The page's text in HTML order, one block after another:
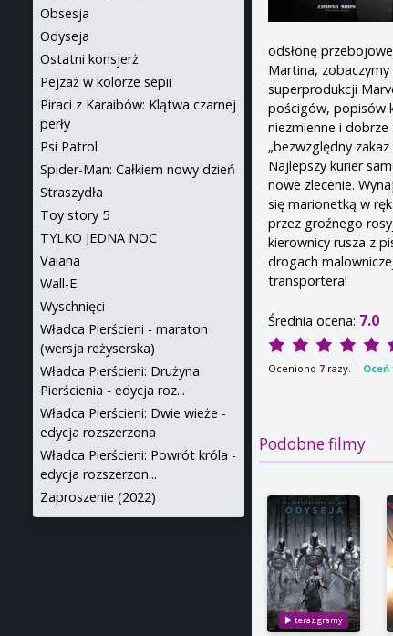
odsłonę
Martina,
superprodukcji
pościgów, popisów
niezmienne i dobrze
„bezwzględny
Najlepszy kurier
nowe zlecenie.
się marionetką w
przez groźnego
kierownicy rusza z
drogach
transportera!
Średnia ocena: 7.0
Oceniono 7 razy. |
Podobne filmy
Obsesja
Odyseja
Ostatni konsjerż
Pejzaż w kolorze sepii
Piraci z Karaibów: Klątwa czarnej
perły
Psi Patrol
Spider-Man: Całkiem nowy dzień
Straszydła
Toy story 5
TYLKO JEDNA NOC
Vaiana
Wall-E
Wyschnięci
Władca Pierścieni - maraton
(wersja reżyserska)
Władca Pierścieni: Drużyna
Pierścienia - edycja roz...
Władca Pierścieni: Dwie wieże -
edycja rozszerzona
Władca Pierścieni: Powrót króla -
edycja rozszerzon...
Zaproszenie (2022)